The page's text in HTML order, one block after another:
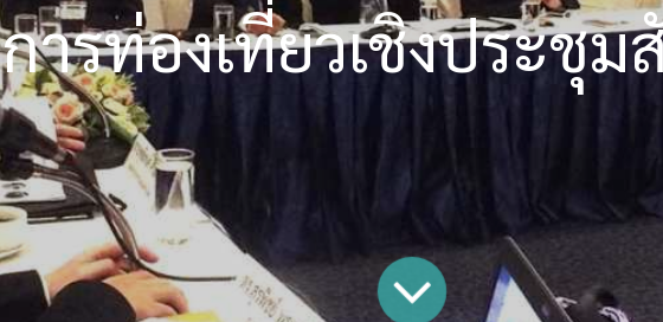
การท่องเที่ยวเชิงประชุ